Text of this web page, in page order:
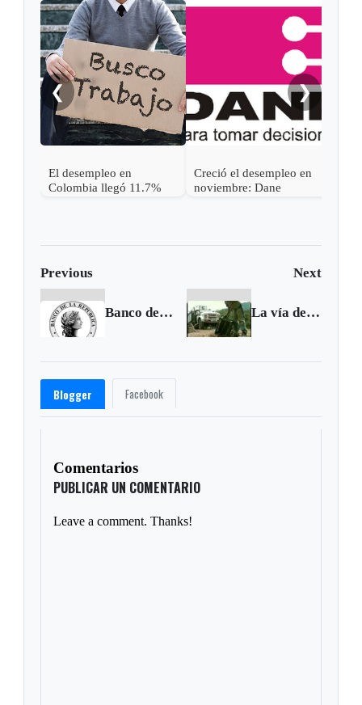
❮
El desempleo en
Colombia llegó 11.7%
Creció el desempleo en
noviembre: Dane
❯
Previous Next
Banco de la República redujo tasa de interés La vía del Cusiana, denuncia eterna
Blogger Facebook
Comentarios
PUBLICAR UN COMENTARIO
Leave a comment. Thanks!